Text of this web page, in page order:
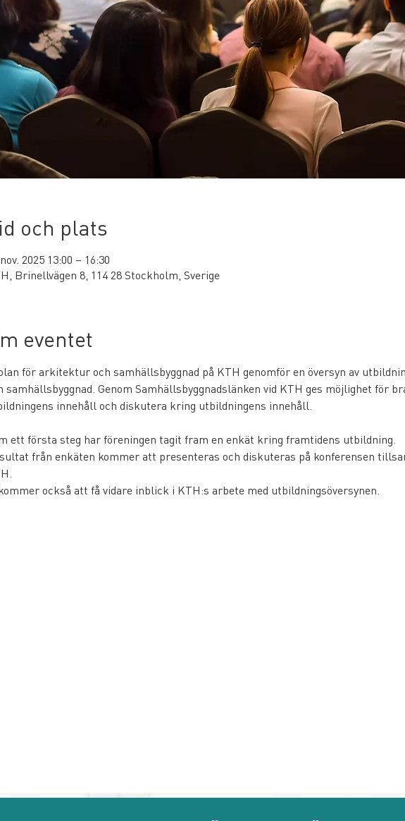
och plats
2025 13:00 – 16:30
Brinellvägen 8, 114 28 Stockholm, Sverige
eventet
för arkitektur och samhällsbyggnad på KTH genomför en översyn av
samhällsbyggnad. Genom Samhällsbyggnadslänken vid KTH ges möjlighet för
innehåll och diskutera kring utbildningens innehåll.
ett första steg har föreningen tagit fram en enkät kring framtidens utbildning.
från enkäten kommer att presenteras och diskuteras på konferensen
också att få vidare inblick i KTH:s arbete med utbildningsöversynen.